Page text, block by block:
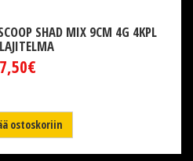
SHAD MIX 9CM 4G 4KPL
7,50€
ostoskoriin